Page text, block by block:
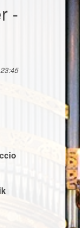
-
23:45